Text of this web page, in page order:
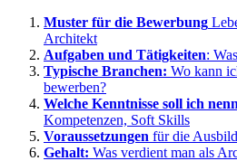
Muster für die Bewerbung
Architekt
Aufgaben und Tätigkeiten:
Typische Branchen: Wo kann
bewerben?
Welche Kenntnisse soll ich
Kompetenzen, Soft Skills
Voraussetzungen für die
Gehalt: Was verdient man als